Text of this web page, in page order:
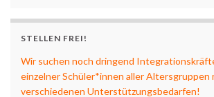
STELLEN FREI!
Wir suchen noch dringend
einzelner Schüler*innen aller Altersgruppen
verschiedenen Unterstützungsbedarfen!